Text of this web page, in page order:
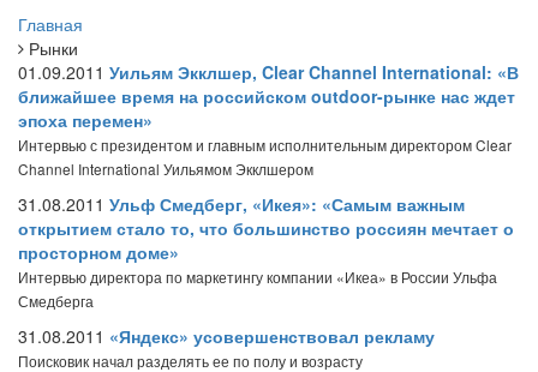
Главная
Рынки
01.09.2011 Уильям Экклшер, Clear Channel International: «В
ближайшее время на российском outdoor-рынке нас ждет
эпоха перемен»
Интервью с президентом и главным исполнительным директором Clear
Channel International Уильямом Экклшером
31.08.2011 Ульф Смедберг, «Икея»: «Самым важным
открытием стало то, что большинство россиян мечтает о
просторном доме»
Интервью директора по маркетингу компании «Икеа» в России Ульфа
Смедберга
31.08.2011 «Яндекс» усовершенствовал рекламу
Поисковик начал разделять ее по полу и возрасту